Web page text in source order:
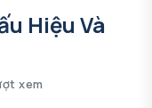
Hiệu Và
xem